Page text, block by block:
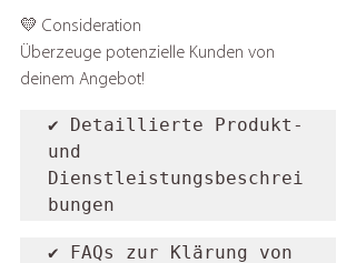
💛 Consideration
Überzeuge potenzielle Kunden von
deinem Angebot!
✔️ Detaillierte Produkt-
und
Dienstleistungsbeschrei
bungen
✔️ FAQs zur Klärung von